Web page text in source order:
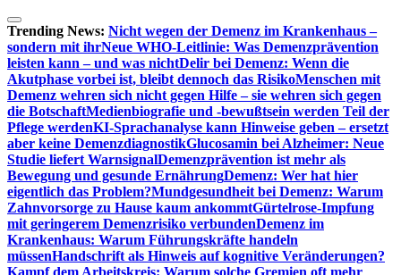
Zum
Inhalt
springen
Trending News: Nicht wegen der Demenz im Krankenhaus –
sondern mit ihrNeue WHO-Leitlinie: Was Demenzprävention
leisten kann – und was nichtDelir bei Demenz: Wenn die
Akutphase vorbei ist, bleibt dennoch das RisikoMenschen mit
Demenz wehren sich nicht gegen Hilfe – sie wehren sich gegen
die BotschaftMedienbiografie und -bewußtsein werden Teil der
Pflege werdenKI-Sprachanalyse kann Hinweise geben – ersetzt
aber keine DemenzdiagnostikGlucosamin bei Alzheimer: Neue
Studie liefert WarnsignalDemenzprävention ist mehr als
Bewegung und gesunde ErnährungDemenz: Wer hat hier
eigentlich das Problem?Mundgesundheit bei Demenz: Warum
Zahnvorsorge zu Hause kaum ankommtGürtelrose-Impfung
mit geringerem Demenzrisiko verbundenDemenz im
Krankenhaus: Warum Führungskräfte handeln
müssenHandschrift als Hinweis auf kognitive Veränderungen?
Kampf dem Arbeitskreis: Warum solche Gremien oft mehr